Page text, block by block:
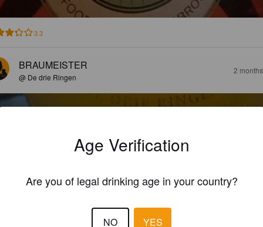
3.3
BRAUMEISTER
@ De drie Ringen
2
De Drie Ringen.
Age Verification
Are you of legal drinking age in your country?
NO YES